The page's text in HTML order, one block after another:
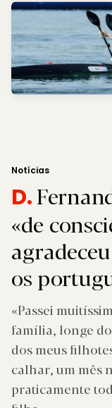
Notícias
D.
«de
os
«Passei
família, longe
dos meus
calhar, um mês
praticamente